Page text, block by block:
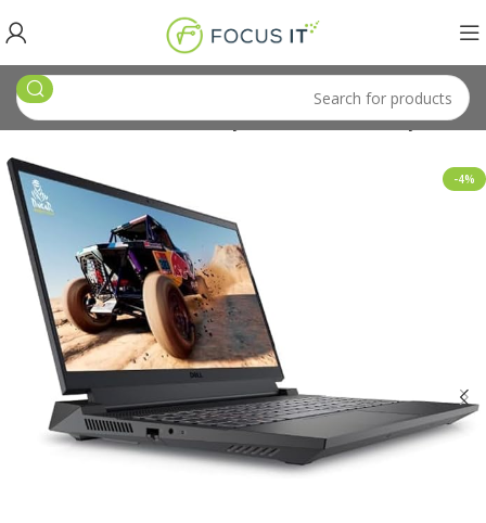
360Hz, Backlit with G-Key, 6-cell 86 Whr battery, Win11
-4%